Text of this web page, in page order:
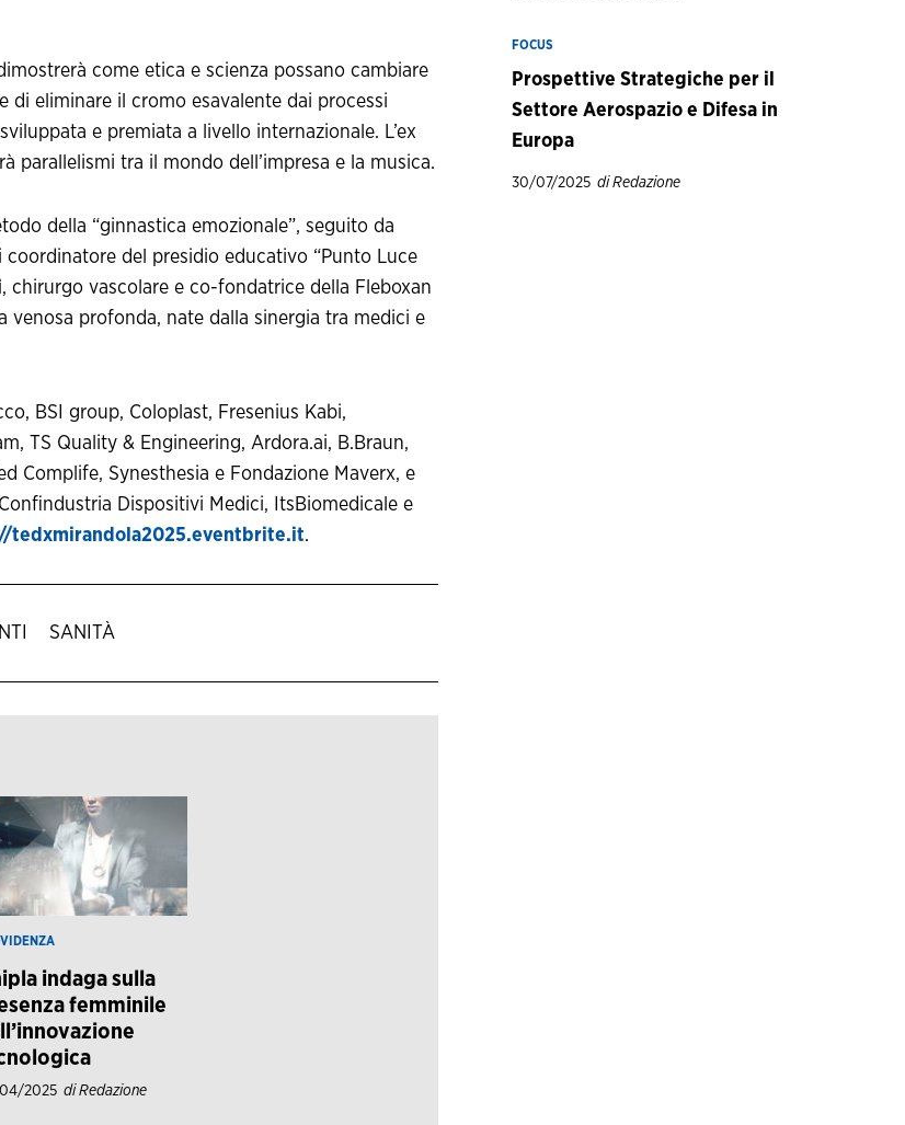
come etica e scienza possano cambiare
di eliminare il cromo esavalente dai processi
e premiata a livello internazionale. L’ex
parallelismi tra il mondo dell’impresa e la musica.
della “ginnastica emozionale”, seguito da
del presidio educativo “Punto Luce
, chirurgo vascolare e co-fondatrice della Fleboxan
venosa profonda, nate dalla sinergia tra medici e
BSI group, Coloplast, Fresenius Kabi,
TS Quality & Engineering, Ardora.ai, B.Braun,
Complife, Synesthesia e Fondazione Maverx, e
Dispositivi Medici, ItsBiomedicale e
tedxmirandola2025.eventbrite.it.
SANITÀ
indaga sulla
femminile
2025 di Redazione
FOCUS
Prospettive Strategiche per il
Settore Aerospazio e Difesa in
Europa
30/07/2025 di Redazione